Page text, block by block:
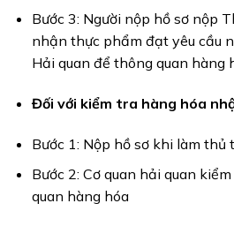
Bước 3: Người nộp hồ sơ nộp
nhận thực phẩm đạt yêu cầu
Hải quan để thông quan hàng
Đối với kiểm tra hàng hóa
Bước 1: Nộp hồ sơ khi làm thủ
Bước 2: Cơ quan hải quan
quan hàng hóa